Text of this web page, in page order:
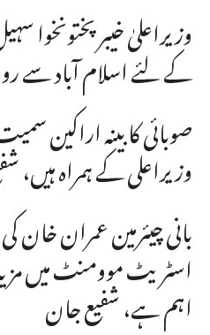
وزیراعلیٰ خیبر پختونخوا
کے لئے اسلام آباد سے
صوبائی کابینہ اراکین
وزیراعلی کے ہمراہ ہیں،
بانی چیئرمین عمران خان
اسٹریٹ موومنٹ میں
اہم ہے، شفیع جان